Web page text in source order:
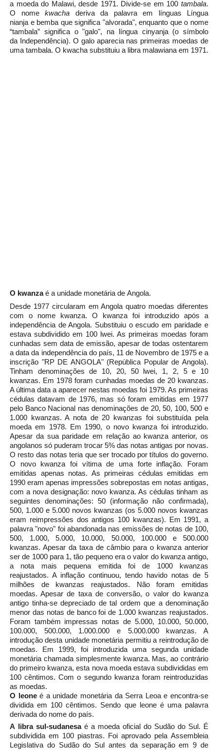
a moeda do Malawi, desde 1971. Divide-se em 100 tambala.
O nome
kwacha deriva da palavra em línguas
Língua
nianja e bemba que significa "alvorada", enquanto que o nome
“tambala” significa o "galo", na língua cinyanja (o símbolo
da Independência). O galo aparecia nas primeiras moedas de
uma tambala. O kwacha substituiu a libra malawiana em 1971.
O kwanza é a unidade monetária de Angola.
Desde 1977 circularam em Angola quatro moedas diferentes
com o nome kwanza. O kwanza foi introduzido após a
independência de Angola. Substituiu o escudo em paridade e
estava subdividido em 100 lwei. As primeiras moedas foram
cunhadas sem data de emissão, apesar de todas ostentarem
a data da independência do país, 11 de Novembro de 1975 e a
inscrição "RP DE ANGOLA" (República Popular de Angola).
Tinham denominações de 10, 20, 50 lwei, 1, 2, 5 e 10
kwanzas. Em 1978 foram cunhadas moedas de 20 kwanzas.
A última data a aparecer nestas moedas foi 1979. As primeiras
cédulas datavam de 1976, mas só foram emitidas em 1977
pelo Banco Nacional nas denominações de 20, 50, 100, 500 e
1.000 kwanzas. A nota de 20 kwanzas foi substituída pela
moeda em 1978. Em 1990, o novo kwanza foi introduzido.
Apesar da sua paridade em relação ao kwanza anterior, os
angolanos só puderam trocar 5% das notas antigas por novas.
O resto das notas teria que ser trocado por títulos do governo.
O novo kwanza foi vítima de uma forte inflação. Foram
emitidas apenas notas. As primeiras cédulas emitidas em
1990 eram apenas impressões sobrepostas em notas antigas,
com a nova designação: novo kwanza. As cédulas tinham as
seguintes denominações: 50 (informação não confirmada),
500, 1.000 e 5.000 novos kwanzas (os 5.000 novos kwanzas
eram reimpressões dos antigos 100 kwanzas). Em 1991, a
palavra "novo" foi abandonada nas emissões de notas de 100,
500, 1.000, 5.000, 10.000, 50.000, 100.000 e 500.000
kwanzas. Apesar da taxa de câmbio para o kwanza anterior
ser de 1000 para 1, tão pequeno era o valor do kwanza antigo,
a nota mais pequena emitida foi de 1000 kwanzas
reajustados. A inflação continuou, tendo havido notas de 5
milhões de kwanzas reajustados. Não foram emitidas
moedas. Apesar de taxa de conversão, o valor do kwanza
antigo tinha-se depreciado de tal ordem que a denominação
menor das notas de banco foi de 1.000 kwanzas reajustados.
Foram também impressas notas de 5.000, 10.000, 50.000,
100.000, 500.000, 1.000.000 e 5.000.000 kwanzas. A
introdução desta unidade monetária permitiu a reintrodução de
moedas. Em 1999, foi introduzida uma segunda unidade
monetária chamada simplesmente kwanza. Mas, ao contrário
do primeiro kwanza, esta nova moeda estava subdivididas em
100 cêntimos. Com o segundo kwanza foram reintroduzidas
as moedas.
O leone é a unidade monetária da Serra Leoa e encontra-se
dividida em 100 cêntimos. Sendo que leone é uma palavra
derivada do nome do país.
A libra sul-sudanesa é a moeda oficial do Sudão do Sul. É
subdividida em 100 piastras. Foi aprovado pela Assembleia
Legislativa do Sudão do Sul antes da separação em 9 de